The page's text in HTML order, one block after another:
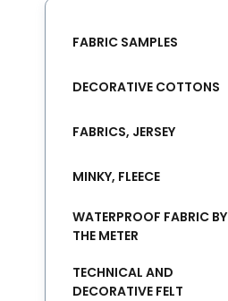
FABRIC SAMPLES
DECORATIVE COTTONS
FABRICS, JERSEY
MINKY, FLEECE
WATERPROOF FABRIC BY
THE METER
TECHNICAL AND
DECORATIVE FELT